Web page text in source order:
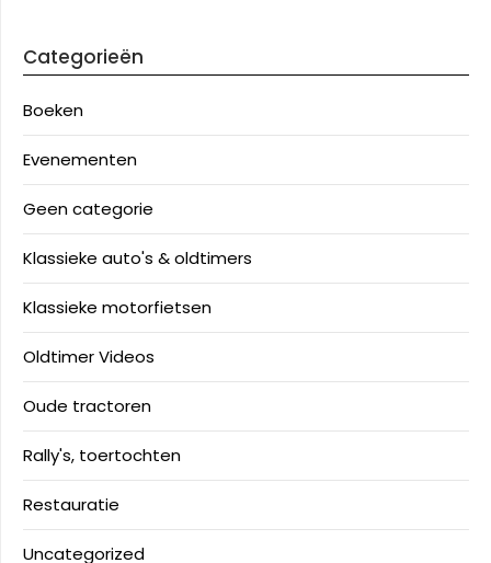
Categorieën
Boeken
Evenementen
Geen categorie
Klassieke auto's & oldtimers
Klassieke motorfietsen
Oldtimer Videos
Oude tractoren
Rally's, toertochten
Restauratie
Uncategorized